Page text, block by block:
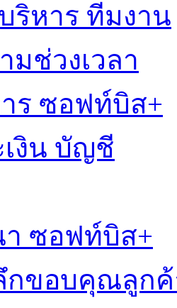
ริหาร ทีมงาน
มช่วงเวลา
ร ซอฟท์บิส+
เงิน บัญชี
ซอฟท์บิส+
กขอบคุณลูก